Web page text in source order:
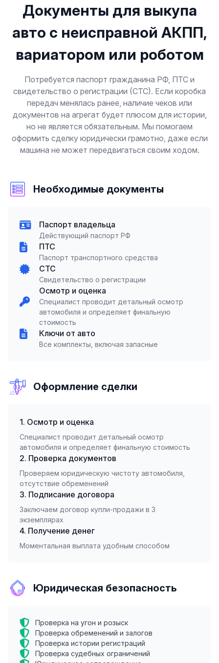
Документы для выкупа
авто с неисправной АКПП,
вариатором или роботом
Потребуется паспорт гражданина РФ, ПТС и
свидетельство о регистрации (СТС). Если коробка
передач менялась ранее, наличие чеков или
документов на агрегат будет плюсом для истории,
но не является обязательным. Мы помогаем
оформить сделку юридически грамотно, даже если
машина не может передвигаться своим ходом.
Необходимые документы
Паспорт владельца
Действующий паспорт РФ
ПТС
Паспорт транспортного средства
СТС
Свидетельство о регистрации
Осмотр и оценка
Специалист проводит детальный осмотр
автомобиля и определяет финальную
стоимость
Ключи от авто
Все комплекты, включая запасные
Оформление сделки
1. Осмотр и оценка
Специалист проводит детальный осмотр
автомобиля и определяет финальную стоимость
2. Проверка документов
Проверяем юридическую чистоту автомобиля,
отсутствие обременений
3. Подписание договора
Заключаем договор купли-продажи в 3
экземплярах
4. Получение денег
Моментальная выплата удобным способом
Юридическая безопасность
Проверка на угон и розыск
Проверка обременений и залогов
Проверка истории регистраций
Проверка судебных ограничений